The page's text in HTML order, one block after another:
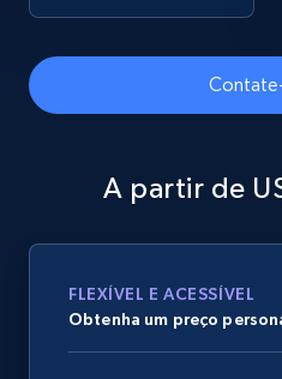
Google Shopping
more.
2.4K+ 202+
A partir de
FLEXÍVEL E ACESSÍVEL
Obtenha um preço